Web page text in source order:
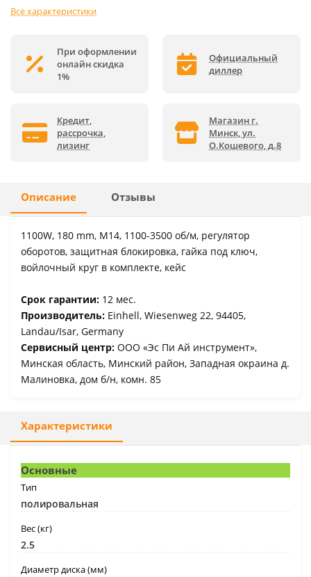
Все характеристики
При оформлении
онлайн скидка
1%
Официальный
диллер
Кредит,
рассрочка,
лизинг
Магазин г.
Минск, ул.
О.Кошевого, д.8
Описание Отзывы
1100W, 180 mm, M14, 1100-3500 об/м, регулятор
оборотов, защитная блокировка, гайка под ключ,
войлочный круг в комплекте, кейс
Срок гарантии: 12 мес.
Производитель: Einhell, Wiesenweg 22, 94405,
Landau/Isar, Germany
Сервисный центр: ООО «Эс Пи Ай инструмент»,
Минская область, Минский район, Западная окраина д.
Малиновка, дом б/н, комн. 85
Характеристики
Основные
Тип
полировальная
Вес (кг)
2.5
Диаметр диска (мм)